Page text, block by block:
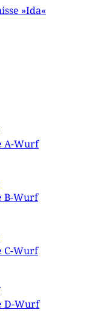
»Ida«
A-Wurf
B-Wurf
C-Wurf
D-Wurf